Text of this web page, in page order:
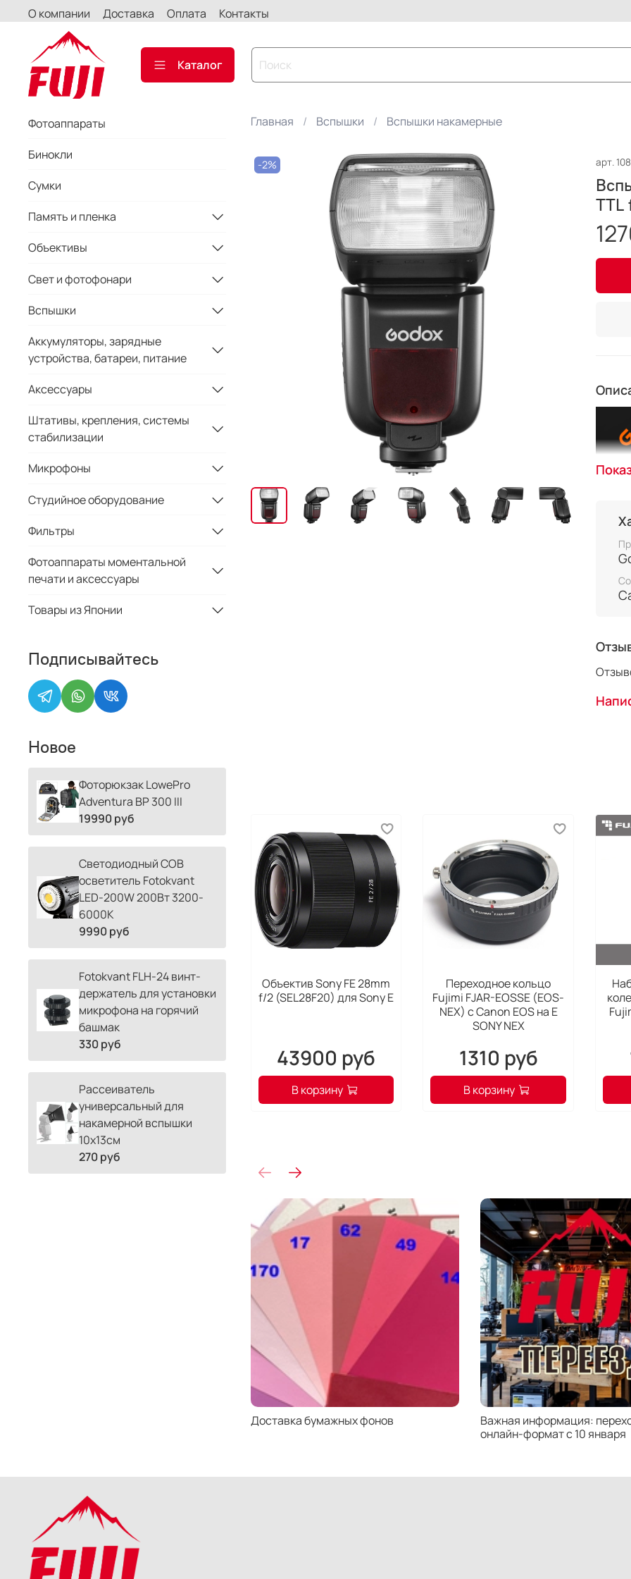
О компании Доставка Оплата Контакты
Каталог
Главная Вспышки Вспышки накамерные
-2% арт.
TTL
мы
угла
Объектив Sony FE 28mm
f/2 (SEL28F20) для Sony E
43900 руб
В корзину
Переходное кольцо
Fujimi FJAR-EOSSE (EOS-
NEX) с Canon EOS на E
SONY NEX
1310 руб
В корзину
Доставка бумажных фонов
Важная информация:
онлайн-формат с 10 января
Фотоаппараты
Бинокли
Сумки
Память и пленка
Объективы
Свет и фотофонари
Вспышки
Аккумуляторы, зарядные
устройства, батареи, питание
Аксессуары
Штативы, крепления, системы
стабилизации
Микрофоны
Студийное оборудование
Фильтры
Фотоаппараты моментальной
печати и аксессуары
Товары из Японии
Подписывайтесь
Новое
Фоторюкзак LowePro
Adventura BP 300 III
19990 руб
Светодиодный COB
осветитель Fotokvant
LED-200W 200Вт 3200-
6000К
9990 руб
Fotokvant FLH-24 винт-
держатель для установки
микрофона на горячий
башмак
330 руб
Рассеиватель
универсальный для
накамерной вспышки
10х13см
270 руб